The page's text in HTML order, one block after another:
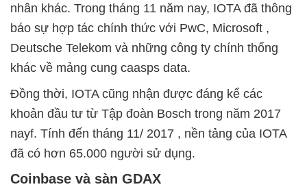
nhân khác. Trong tháng 11 năm nay, IOTA đã thông
báo sự hợp tác chính thức với PwC, Microsoft ,
Deutsche Telekom và những công ty chính thống
khác về mảng cung caasps data.
Đồng thời, IOTA cũng nhận được đáng kể các
khoản đầu tư từ Tập đoàn Bosch trong năm 2017
nayf. Tính đến tháng 11/ 2017 , nền tảng của IOTA
đã có hơn 65.000 người sử dụng.
Coinbase và sàn GDAX